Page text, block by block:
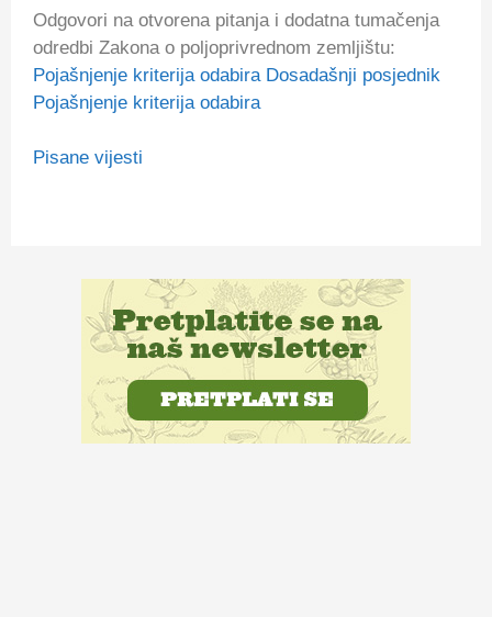
Odgovori na otvorena pitanja i dodatna tumačenja
odredbi Zakona o poljoprivrednom zemljištu:
Pojašnjenje kriterija odabira Dosadašnji posjednik
Pojašnjenje kriterija odabira
Pisane vijesti